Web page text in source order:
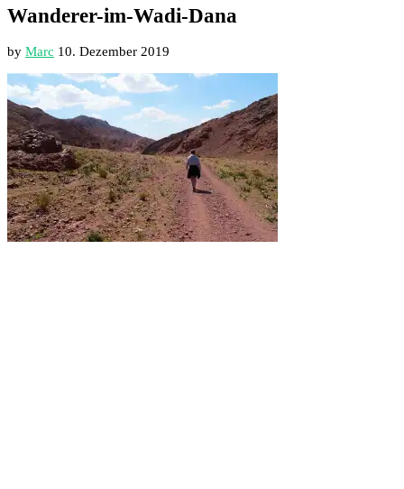
Wanderer-im-Wadi-Dana
by Marc 10. Dezember 2019